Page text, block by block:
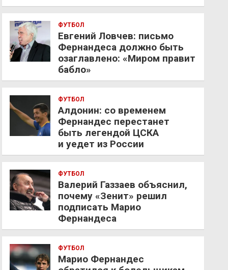
ФУТБОЛ
Евгений Ловчев: письмо
Фернандеса должно быть
озаглавлено: «Миром правит
бабло»
ФУТБОЛ
Алдонин: со временем
Фернандес перестанет
быть легендой ЦСКА
и уедет из России
ФУТБОЛ
Валерий Газзаев объяснил,
почему «Зенит» решил
подписать Марио
Фернандеса
ФУТБОЛ
Марио Фернандес